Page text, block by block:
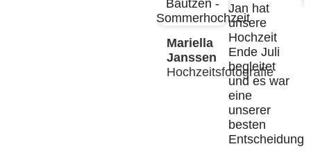
Mariella
Janssen
Hochzeitsfotografie
Jan hat
unsere
Hochzeit
Ende Juli
begleitet
und es war
eine
unserer
besten